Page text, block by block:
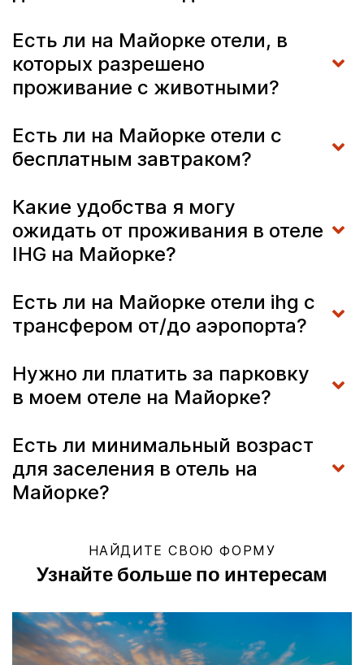
Есть ли на Майорке отели, в
которых разрешено
проживание с животными?
Есть ли на Майорке отели с
бесплатным завтраком?
Какие удобства я могу
ожидать от проживания в отеле
IHG на Майорке?
Есть ли на Майорке отели ihg с
трансфером от/до аэропорта?
Нужно ли платить за парковку
в моем отеле на Майорке?
Есть ли минимальный возраст
для заселения в отель на
Майорке?
НАЙДИТЕ СВОЮ ФОРМУ
Узнайте больше по интересам